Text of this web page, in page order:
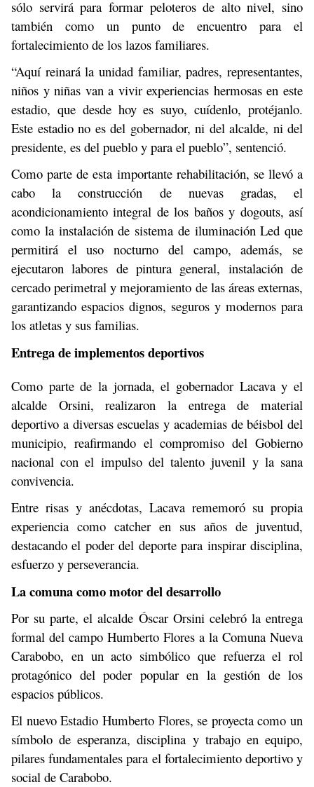
sólo servirá para formar peloteros de alto nivel, sino
también como un punto de encuentro para el
fortalecimiento de los lazos familiares.
“Aquí reinará la unidad familiar, padres, representantes,
niños y niñas van a vivir experiencias hermosas en este
estadio, que desde hoy es suyo, cuídenlo, protéjanlo.
Este estadio no es del gobernador, ni del alcalde, ni del
presidente, es del pueblo y para el pueblo”, sentenció.
Como parte de esta importante rehabilitación, se llevó a
cabo la construcción de nuevas gradas, el
acondicionamiento integral de los baños y dogouts, así
como la instalación de sistema de iluminación Led que
permitirá el uso nocturno del campo, además, se
ejecutaron labores de pintura general, instalación de
cercado perimetral y mejoramiento de las áreas externas,
garantizando espacios dignos, seguros y modernos para
los atletas y sus familias.
Entrega de implementos deportivos
Como parte de la jornada, el gobernador Lacava y el
alcalde Orsini, realizaron la entrega de material
deportivo a diversas escuelas y academias de béisbol del
municipio, reafirmando el compromiso del Gobierno
nacional con el impulso del talento juvenil y la sana
convivencia.
Entre risas y anécdotas, Lacava rememoró su propia
experiencia como catcher en sus años de juventud,
destacando el poder del deporte para inspirar disciplina,
esfuerzo y perseverancia.
La comuna como motor del desarrollo
Por su parte, el alcalde Óscar Orsini celebró la entrega
formal del campo Humberto Flores a la Comuna Nueva
Carabobo, en un acto simbólico que refuerza el rol
protagónico del poder popular en la gestión de los
espacios públicos.
El nuevo Estadio Humberto Flores, se proyecta como un
símbolo de esperanza, disciplina y trabajo en equipo,
pilares fundamentales para el fortalecimiento deportivo y
social de Carabobo.